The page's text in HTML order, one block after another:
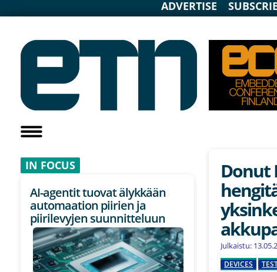
ADVERTISE
IN FOCUS
AI-agentit tuovat älykkään
automaation piirien ja
piirilevyjen suunnitteluun
Donut
Julkaistu:
DEVICES